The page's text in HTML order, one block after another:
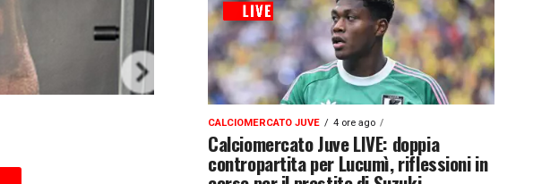
CALCIOMERCATO JUVE 4 ore ago
Calciomercato Juve LIVE: doppia
contropartita per Lucumì, riflessioni in